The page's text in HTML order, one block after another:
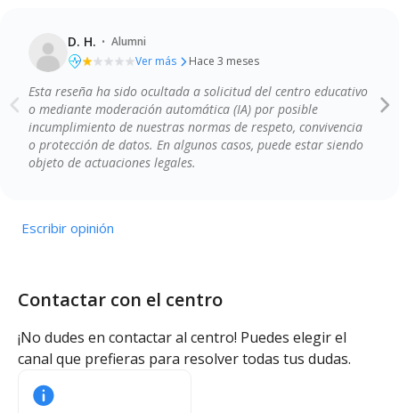
D. H. · Alumni
Ver más
Hace 3 meses
Calidad de la enseñanza
Profesionalidad del profesorado
Instalaciones y recursos
Comunicación y atención a las familias
Esta reseña ha sido ocultada a solicitud del centro educativo
o mediante moderación automática (IA) por posible
incumplimiento de nuestras normas de respeto, convivencia
o protección de datos. En algunos casos, puede estar siendo
objeto de actuaciones legales.
Escribir opinión
Contactar con el centro
¡No dudes en contactar al centro! Puedes elegir el
canal que prefieras para resolver todas tus dudas.